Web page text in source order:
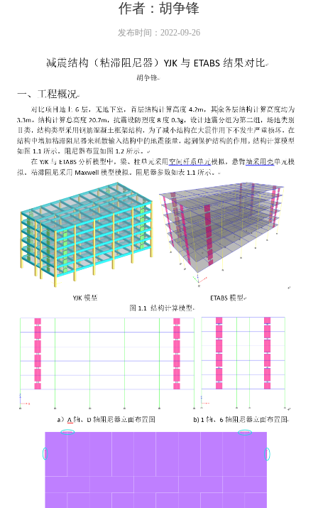
作者：胡争锋
发布时间：2022-09-26